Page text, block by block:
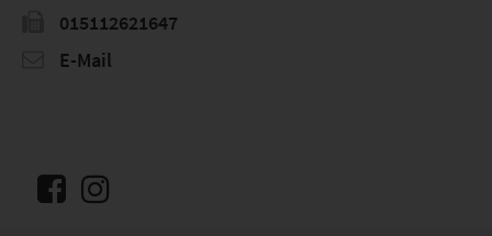
015112621647
E-Mail